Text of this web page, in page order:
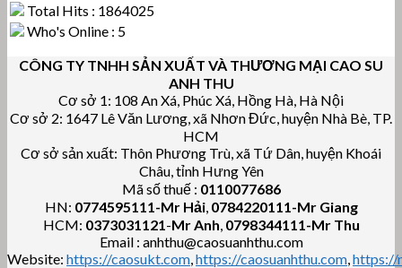
Total Hits : 1864025
Who's Online : 5
CÔNG TY TNHH SẢN XUẤT VÀ THƯƠNG MẠI CAO SU
ANH THU
Cơ sở 1: 108 An Xá, Phúc Xá, Hồng Hà, Hà Nội
Cơ sở 2: 1647 Lê Văn Lương, xã Nhơn Đức, huyện Nhà Bè, TP.
HCM
Cơ sở sản xuất: Thôn Phương Trù, xã Tứ Dân, huyện Khoái
Châu, tỉnh Hưng Yên
Mã số thuế : 0110077686
HN: 0774595111-Mr Hải, 0784220111-Mr Giang
HCM: 0373031121-Mr Anh, 0798344111-Mr Thu
Email : anhthu@caosuanhthu.com
Website: https://caosukt.com,https://caosuanhthu.com,https://